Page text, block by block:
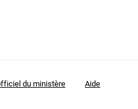
du ministère Aide